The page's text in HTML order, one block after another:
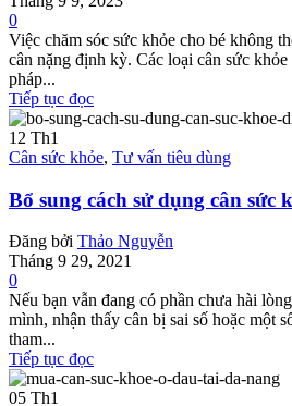
0
Việc chăm sóc sức khỏe cho bé không
cân nặng định kỳ. Các loại cân sức
pháp...
Tiếp tục đọc
12 Th1
Cân sức khỏe, Tư vấn tiêu dùng
Bổ sung cách sử dụng cân sức
Đăng bởi Thảo Nguyễn
Tháng 9 29, 2021
0
Nếu bạn vẫn đang có phần chưa hài
mình, nhận thấy cân bị sai số hoặc một
tham...
Tiếp tục đọc
05 Th1